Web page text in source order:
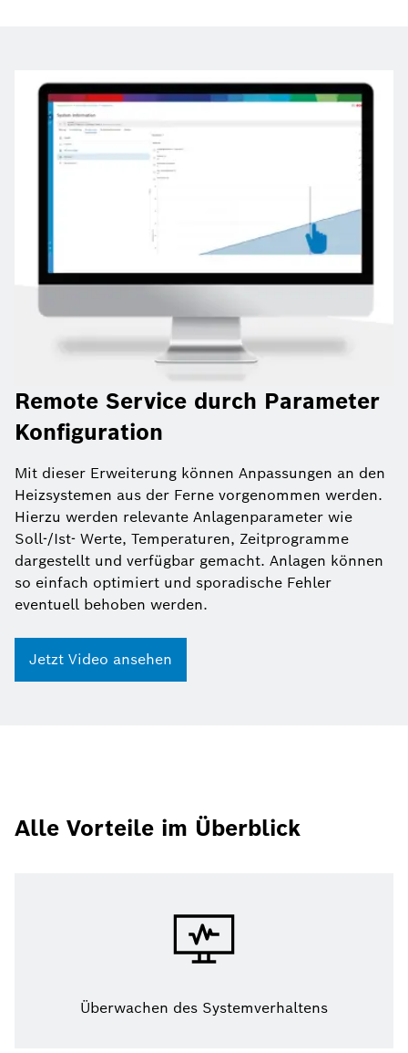
Remote Service durch Parameter
Konfiguration
Mit dieser Erweiterung können Anpassungen an den
Heizsystemen aus der Ferne vorgenommen werden.
Hierzu werden relevante Anlagenparameter wie
Soll-/Ist- Werte, Temperaturen, Zeitprogramme
dargestellt und verfügbar gemacht. Anlagen können
so einfach optimiert und sporadische Fehler
eventuell behoben werden.
Jetzt Video ansehen
Alle Vorteile im Überblick
Überwachen des Systemverhaltens